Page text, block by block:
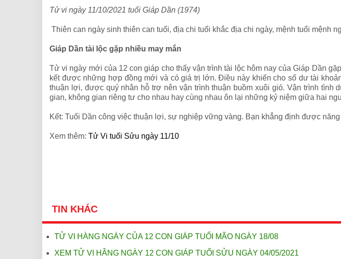
Tử vi ngày 11/10/2021 tuổi Giáp Dần (1974)
Thiên can ngày sinh thiên can tuổi, địa chi tuổi khắc địa chi ngày, mệnh tuổi mệnh
Giáp Dần tài lộc gặp nhiều may mắn
Tử vi ngày mới của 12 con giáp cho thấy vận trình tài lộc hôm nay của Giáp Dần
kết được những hợp đồng mới và có giá trị lớn. Điều này khiến cho số dư tài
thuận lợi, được quý nhân hỗ trợ nên vận trình thuận buồm xuôi gió. Vận trình
gian, không gian riêng tư cho nhau hay cùng nhau ôn lại những kỷ niệm giữa hai
Kết: Tuổi Dần công việc thuận lợi, sự nghiệp vững vàng. Bạn khẳng định được
Xem thêm: Tử Vi tuổi Sửu ngày 11/10
TIN KHÁC
TỬ VI HÀNG NGÀY CỦA 12 CON GIÁP TUỔI MÃO NGÀY 18/08
XEM TỬ VI HẰNG NGÀY 12 CON GIÁP TUỔI SỬU NGÀY 04/05/2021